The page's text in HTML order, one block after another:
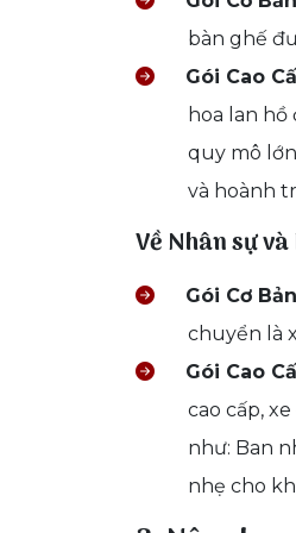
bàn ghế
Gói Cao
hoa lan
quy mô
và hoành
Về Nhân sự
Gói Cơ
chuyển là
Gói Cao
cao cấp,
như: Ban
nhẹ cho